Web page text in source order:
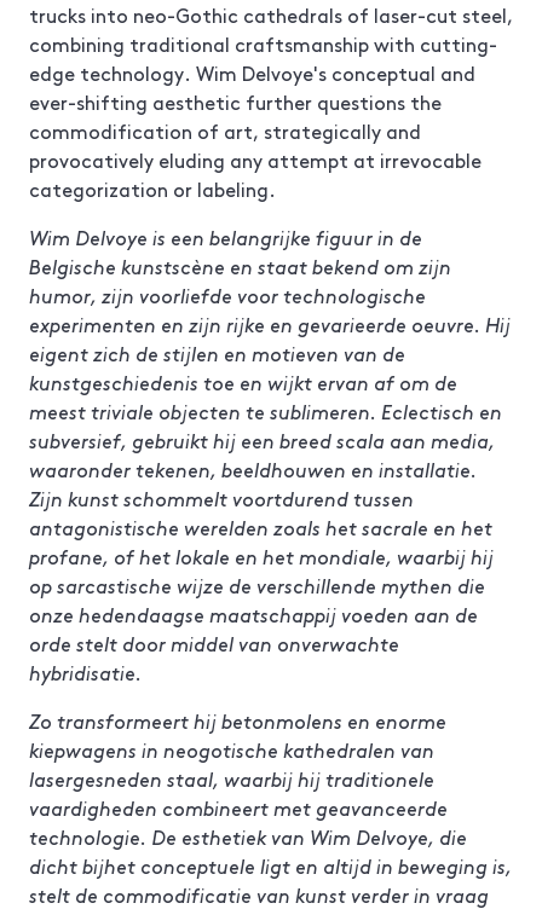
trucks into neo-Gothic cathedrals of laser-cut steel,
combining traditional craftsmanship with cutting-
edge technology. Wim Delvoye's conceptual and
ever-shifting aesthetic further questions the
commodification of art, strategically and
provocatively eluding any attempt at irrevocable
categorization or labeling.
Wim Delvoye is een belangrijke figuur in de
Belgische kunstscène en staat bekend om zijn
humor, zijn voorliefde voor technologische
experimenten en zijn rijke en gevarieerde oeuvre. Hij
eigent zich de stijlen en motieven van de
kunstgeschiedenis toe en wijkt ervan af om de
meest triviale objecten te sublimeren. Eclectisch en
subversief, gebruikt hij een breed scala aan media,
waaronder tekenen, beeldhouwen en installatie.
Zijn kunst schommelt voortdurend tussen
antagonistische werelden zoals het sacrale en het
profane, of het lokale en het mondiale, waarbij hij
op sarcastische wijze de verschillende mythen die
onze hedendaagse maatschappij voeden aan de
orde stelt door middel van onverwachte
hybridisatie.
Zo transformeert hij betonmolens en enorme
kiepwagens in neogotische kathedralen van
lasergesneden staal, waarbij hij traditionele
vaardigheden combineert met geavanceerde
technologie. De esthetiek van Wim Delvoye, die
dicht bijhet conceptuele ligt en altijd in beweging is,
stelt de commodificatie van kunst verder in vraag